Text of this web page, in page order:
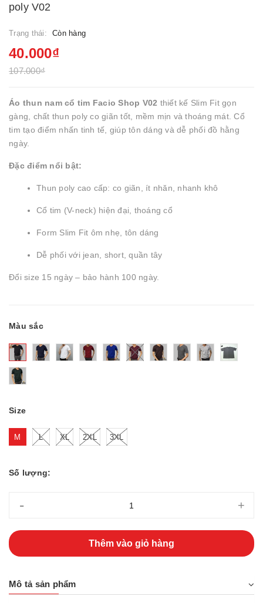
poly V02
Trạng thái: Còn hàng
40.000₫
107.000₫
Áo thun nam cổ tim Facio Shop V02 thiết kế Slim Fit gọn
gàng, chất thun poly co giãn tốt, mềm mịn và thoáng mát. Cổ
tim tạo điểm nhấn tinh tế, giúp tôn dáng và dễ phối đồ hằng
ngày.
Đặc điểm nổi bật:
Thun poly cao cấp: co giãn, ít nhăn, nhanh khô
Cổ tim (V-neck) hiện đại, thoáng cổ
Form Slim Fit ôm nhẹ, tôn dáng
Dễ phối với jean, short, quần tây
Đổi size 15 ngày – bảo hành 100 ngày.
Màu sắc
Size
M L XL 2XL 3XL
Số lượng:
- +
Thêm vào giỏ hàng
Mô tả sản phẩm